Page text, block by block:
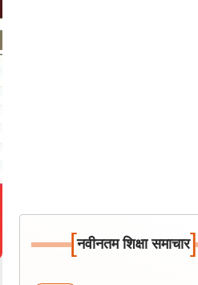
[नवीनतम शिक्षा समाचार]